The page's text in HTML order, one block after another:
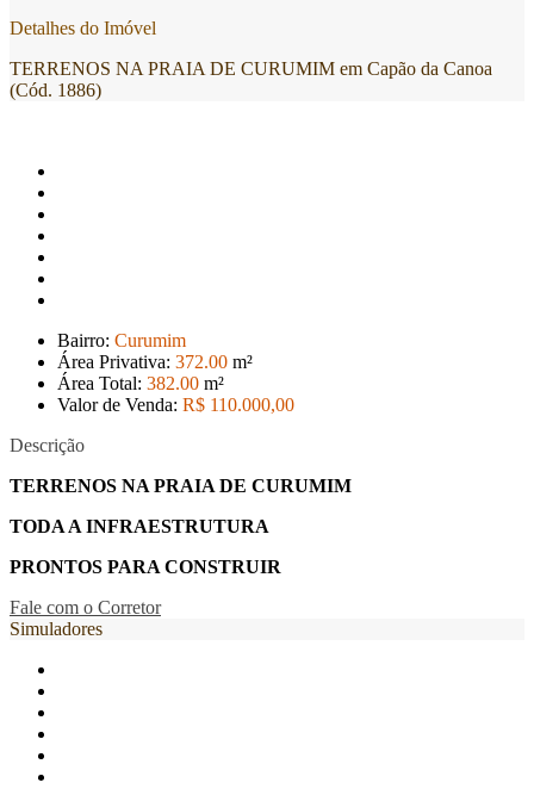
Detalhes do Imóvel
TERRENOS NA PRAIA DE CURUMIM em Capão da Canoa
(Cód. 1886)
Bairro: Curumim
Área Privativa: 372.00 m²
Área Total: 382.00 m²
Valor de Venda: R$ 110.000,00
Descrição
TERRENOS NA PRAIA DE CURUMIM
TODA A INFRAESTRUTURA
PRONTOS PARA CONSTRUIR
Fale com o Corretor
Simuladores